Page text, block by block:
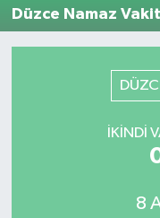
Düzce Namaz
İKINDI
8
Dünya